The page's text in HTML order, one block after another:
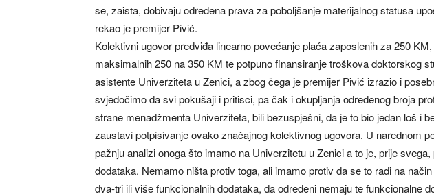
se, zaista, dobivaju određena prava za poboljšanje materijalnog statusa
rekao je premijer Pivić.
Kolektivni ugovor predviđa linearno povećanje plaća zaposlenih za 250
maksimalnih 250 na 350 KM te potpuno finansiranje troškova doktorskog
asistente Univerziteta u Zenici, a zbog čega je premijer Pivić izrazio i
svjedočimo da svi pokušaji i pritisci, pa čak i okupljanja određenog broja
strane menadžmenta Univerziteta, bili bezuspješni, da je to bio jedan loš i
zaustavi potpisivanje ovako značajnog kolektivnog ugovora. U narednom
pažnju analizi onoga što imamo na Univerzitetu u Zenici a to je, prije
dodataka. Nemamo ništa protiv toga, ali imamo protiv da se to radi na
dva-tri ili više funkcionalnih dodataka, da određeni nemaju te funkcionalne